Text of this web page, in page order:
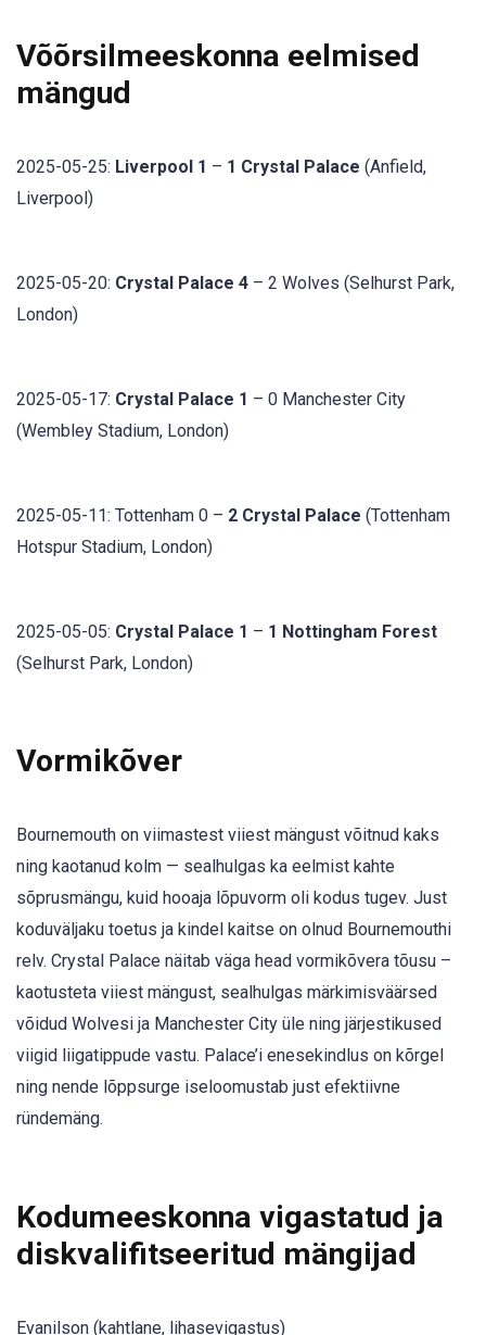
Võõrsilmeeskonna eelmised
mängud
2025-05-25: Liverpool 1 – 1 Crystal Palace (Anfield,
Liverpool)
2025-05-20: Crystal Palace 4 – 2 Wolves (Selhurst Park,
London)
2025-05-17: Crystal Palace 1 – 0 Manchester City
(Wembley Stadium, London)
2025-05-11: Tottenham 0 – 2 Crystal Palace (Tottenham
Hotspur Stadium, London)
2025-05-05: Crystal Palace 1 – 1 Nottingham Forest
(Selhurst Park, London)
Vormikõver
Bournemouth on viimastest viiest mängust võitnud kaks
ning kaotanud kolm — sealhulgas ka eelmist kahte
sõprusmängu, kuid hooaja lõpuvorm oli kodus tugev. Just
koduväljaku toetus ja kindel kaitse on olnud Bournemouthi
relv. Crystal Palace näitab väga head vormikõvera tõusu –
kaotusteta viiest mängust, sealhulgas märkimisväärsed
võidud Wolvesi ja Manchester City üle ning järjestikused
viigid liigatippude vastu. Palace’i enesekindlus on kõrgel
ning nende lõppsurge iseloomustab just efektiivne
ründemäng.
Kodumeeskonna vigastatud ja
diskvalifitseeritud mängijad
Evanilson (kahtlane, lihasevigastus)